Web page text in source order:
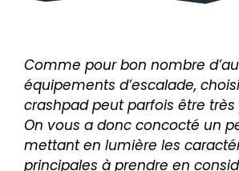
Comme pour bon nombre
équipements d’escalade,
crashpad peut parfois être
On vous a donc concocté un
mettant en lumière les
principales à prendre en